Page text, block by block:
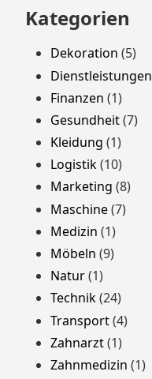
Kategorien
Dekoration (5)
Dienstleistungen
Finanzen (1)
Gesundheit(7)
Kleidung (1)
Logistik(10)
Marketing (8)
Maschine(7)
Medizin (1)
Möbeln (9)
Natur(1)
Technik(24)
Transport(4)
Zahnarzt(1)
Zahnmedizin (1)